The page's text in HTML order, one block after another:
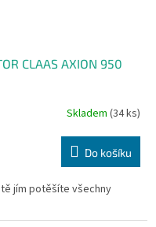
CLAAS AXION 950
Skladem (34 ks)
Do košíku
jím potěšíte všechny